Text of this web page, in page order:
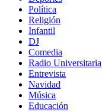
Política
Religión
Infantil
DJ
Comedia
Radio Universitaria
Entrevista
Navidad
Música
Educación